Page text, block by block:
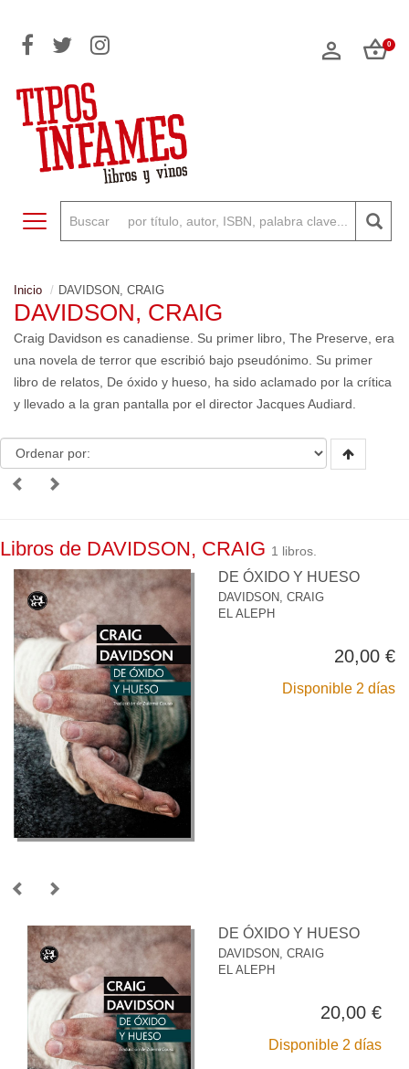
0
Toggle navigation
Inicio DAVIDSON, CRAIG
DAVIDSON, CRAIG
Craig Davidson es canadiense. Su primer libro, The Preserve, era
una novela de terror que escribió bajo pseudónimo. Su primer
libro de relatos, De óxido y hueso, ha sido aclamado por la crítica
y llevado a la gran pantalla por el director Jacques Audiard.
Libros de DAVIDSON, CRAIG 1 libros.
DE ÓXIDO Y HUESO
DAVIDSON, CRAIG
EL ALEPH
20,00 €
Disponible 2 días
DE ÓXIDO Y HUESO
DAVIDSON, CRAIG
EL ALEPH
20,00 €
Disponible 2 días